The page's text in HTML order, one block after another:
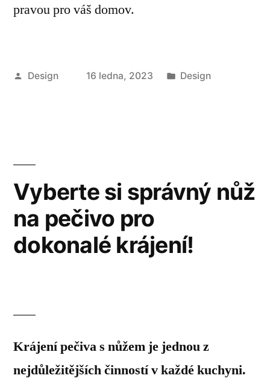
pravou pro váš domov.
Autor
Design 16 ledna, 2023
Publikováno
Design
Vyberte si správný nůž
na pečivo pro
dokonalé krájení!
Krájení pečiva s nůžem je jednou z
nejdůležitějších činností v každé kuchyni.